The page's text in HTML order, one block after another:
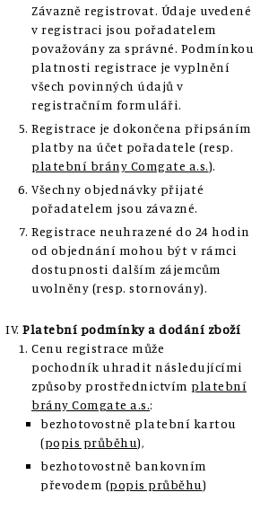
Závazně registrovat. Údaje uvedené
v registraci jsou pořadatelem
považovány za správné. Podmínkou
platnosti registrace je vyplnění
všech povinných údajů v
registračním formuláři.
Registrace je dokončena připsáním
platby na účet pořadatele (resp.
platební brány Comgate a.s.).
Všechny objednávky přijaté
pořadatelem jsou závazné.
Registrace neuhrazené do 24 hodin
od objednání mohou být v rámci
dostupnosti dalším zájemcům
uvolněny (resp. stornovány).
Platební podmínky a dodání zboží
Cenu registrace může
pochodník uhradit následujícími
způsoby prostřednictvím platební
brány Comgate a.s.:
bezhotovostně platební kartou
(popis průběhu),
bezhotovostně bankovním
převodem (popis průběhu)